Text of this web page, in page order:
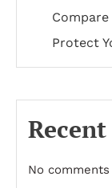
Protect
No